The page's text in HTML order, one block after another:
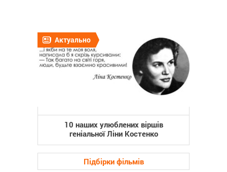
Актуально
10 наших улюблених віршів
геніальної Ліни Костенко
Підбірки фільмів